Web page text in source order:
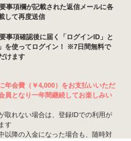
事項欄が記載された返信メールに各
して再度送信
事項確認後に届く「ログインID」と
を使ってログイン！ ※7日間無料で
けます
年会費（￥4,000）をお支払いいただ
員となり一年間継続してお楽しみい
れない場合は、登録IDでの利用が
す
降の入金になった場合も、随時対